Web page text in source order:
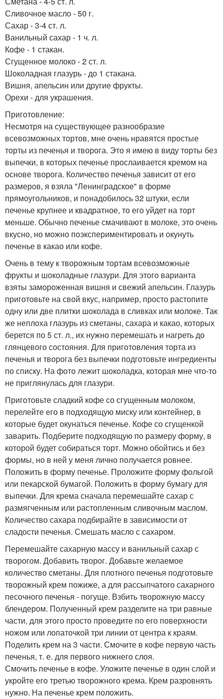
Сливочное масло - 50 г.
Сахар - 3-4 ст. л.
Ванильный сахар - 1 ч. л.
Кофе - 1 стакан.
Сгущенное молоко - 2 ст. л.
Шоколадная глазурь - до 1 стакана.
Вишня, апельсин или другие фрукты.
Орехи - для украшения.
Приготовление:
Несмотря на существующее разнообразие
всевозможных тортов, мне очень нравятся простые
торты из печенья и творога. Это я имею в виду торты без
выпечки, в которых печенье прослаивается кремом на
основе творога. Количество печенья зависит от его
размеров, я взяла "Ленинградское" в форме
прямоугольников, и понадобилось 32 штуки, если
печенье крупнее и квадратное, то его уйдет на торт
меньше. Обычно печенье смачивают в молоке, это очень
вкусно, но можно поэкспериментировать и окунуть
печенье в какао или кофе.
Очень в тему к творожным тортам всевозможные
фрукты и шоколадные глазури. Для этого варианта
взяты замороженная вишня и свежий апельсин. Глазурь
приготовьте на свой вкус, например, просто растопите
одну или две плитки шоколада в сливках или молоке. Так
же неплоха глазурь из сметаны, сахара и какао, которых
берется по 5 ст. л., их нужно перемешать и нагреть до
глянцевого состояния. Для приготовления торта из
печенья и творога без выпечки подготовьте ингредиенты
по списку. На фото лежит шоколадка, которая мне что-то
не приглянулась для глазури.
Приготовьте сладкий кофе со сгущенным молоком,
перелейте его в подходящую миску или контейнер, в
которые будет окунаться печенье. Кофе со сгущенкой
заварить. Подберите подходящую по размеру форму, в
которой будет собираться торт. Можно обойтись и без
формы, но в ней у меня лично получается ровнее.
Положить в форму печенье. Проложите форму фольгой
или пекарской бумагой. Положить в форму бумагу для
выпечки. Для крема сначала перемешайте сахар с
размягченным или растопленным сливочным маслом.
Количество сахара подбирайте в зависимости от
сладости печенья. Смешать масло с сахаром.
Перемешайте сахарную массу и ванильный сахар с
творогом. Добавить творог. Добавьте желаемое
количество сметаны. Для плотного печенья подготовьте
творожный крем пожиже, а для рассыпчатого сахарного
песочного печенья - погуще. Взбить творожную массу
блендером. Полученный крем разделите на три равные
части, для этого просто проведите по его поверхности
ножом или лопаточкой три линии от центра к краям.
Поделить крем на 3 части. Смочите в кофе первую часть
печенья, т. е. для первого нижнего слоя.
Смочить печенье в кофе. Уложите печенье в один слой и
укройте его третью творожного крема. Крем разровнять
нужно. На печенье крем положить.